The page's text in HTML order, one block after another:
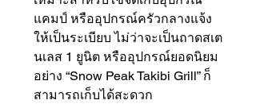
แคมป์ หรืออุปกรณ์ครัวกลางแจ้ง
ให้เป็นระเบียบ ไม่ว่าจะเป็นถาดสเต
นเลส 1 ยูนิต หรืออุปกรณ์ยอดนิยม
อย่าง “Snow Peak Takibi Grill” ก็
สามารถเก็บได้สะดวก